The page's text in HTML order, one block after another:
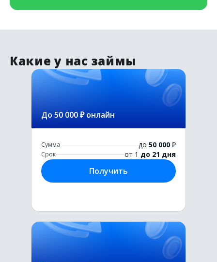
Какие у нас займы
До 50 000 ₽ онлайн
Сумма до 50 000 ₽
Срок от 1 до 21 дня
Получить